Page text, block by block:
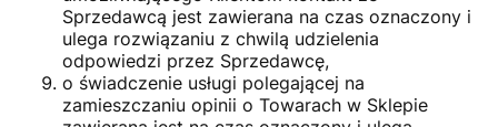
Sprzedawcą jest zawierana na czas oznaczony i
ulega rozwiązaniu z chwilą udzielenia
odpowiedzi przez Sprzedawcę,
o świadczenie usługi polegającej na
zamieszczaniu opinii o Towarach w Sklepie